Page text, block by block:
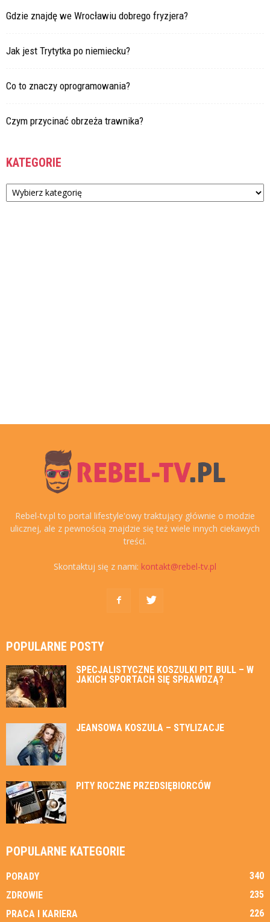
Gdzie znajdę we Wrocławiu dobrego fryzjera?
Jak jest Trytytka po niemiecku?
Co to znaczy oprogramowania?
Czym przycinać obrzeża trawnika?
KATEGORIE
Kategorie
Rebel-tv.pl to portal lifestyle'owy traktujący głównie o modzie
ulicznej, ale z pewnością znajdzie się też wiele innych ciekawych
treści.
Skontaktuj się z nami: kontakt@rebel-tv.pl
POPULARNE POSTY
SPECJALISTYCZNE KOSZULKI PIT BULL – W
JAKICH SPORTACH SIĘ SPRAWDZĄ?
JEANSOWA KOSZULA – STYLIZACJE
PITY ROCZNE PRZEDSIĘBIORCÓW
POPULARNE KATEGORIE
PORADY
340
ZDROWIE
235
PRACA I KARIERA
226